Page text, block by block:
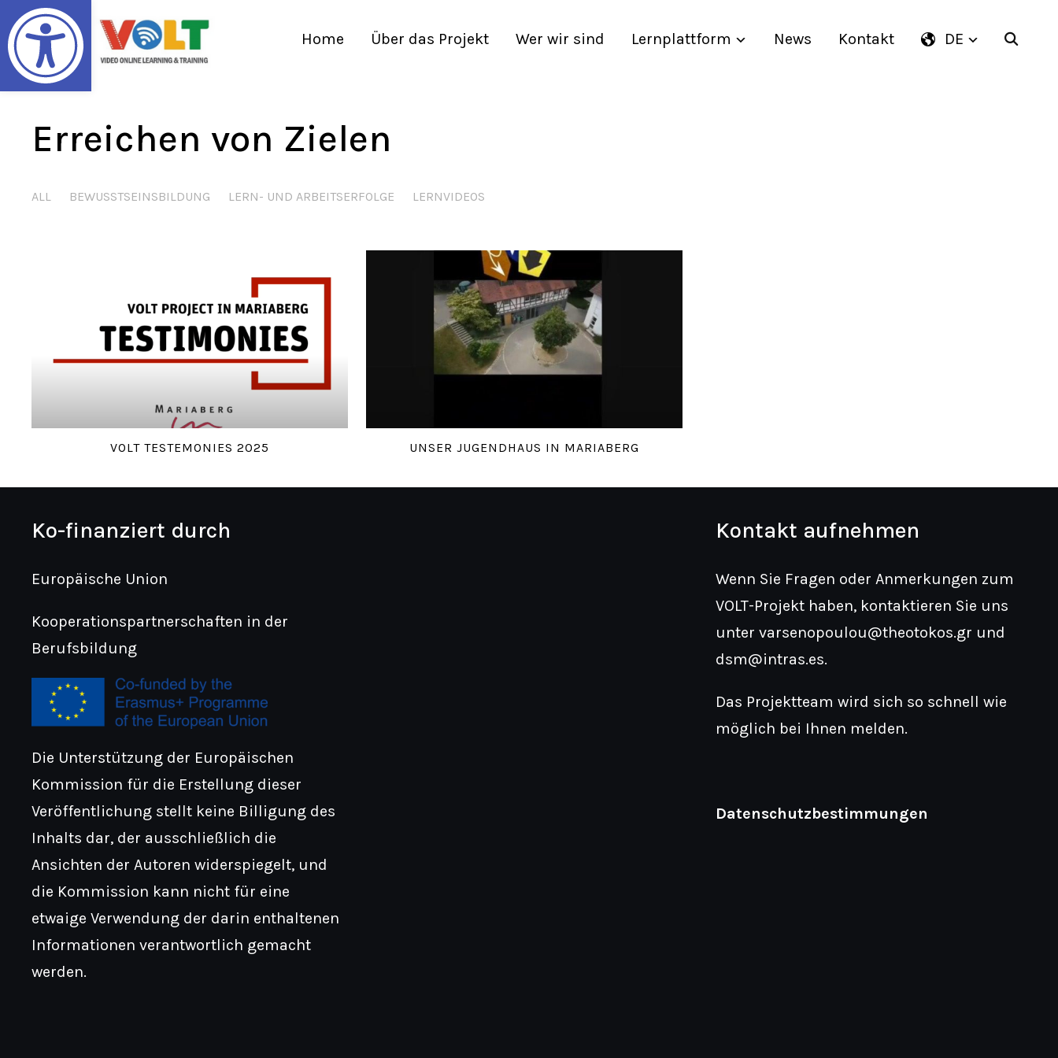
Abrir barra de herramientas
Home Über das Projekt Wer wir sind Lernplattform News Kontakt DE
Erreichen von Zielen
ALL BEWUSSTSEINSBILDUNG LERN- UND ARBEITSERFOLGE LERNVIDEOS
VOLT TESTEMONIES 2025 UNSER JUGENDHAUS IN MARIABERG
Ko-finanziert durch
Europäische Union
Kooperationspartnerschaften in der
Berufsbildung
Die Unterstützung der Europäischen
Kommission für die Erstellung dieser
Veröffentlichung stellt keine Billigung des
Inhalts dar, der ausschließlich die
Ansichten der Autoren widerspiegelt, und
die Kommission kann nicht für eine
etwaige Verwendung der darin enthaltenen
Informationen verantwortlich gemacht
werden.
Kontakt aufnehmen
Wenn Sie Fragen oder Anmerkungen zum
VOLT-Projekt haben, kontaktieren Sie uns
unter varsenopoulou@theotokos.gr und
dsm@intras.es.
Das Projektteam wird sich so schnell wie
möglich bei Ihnen melden.
Datenschutzbestimmungen